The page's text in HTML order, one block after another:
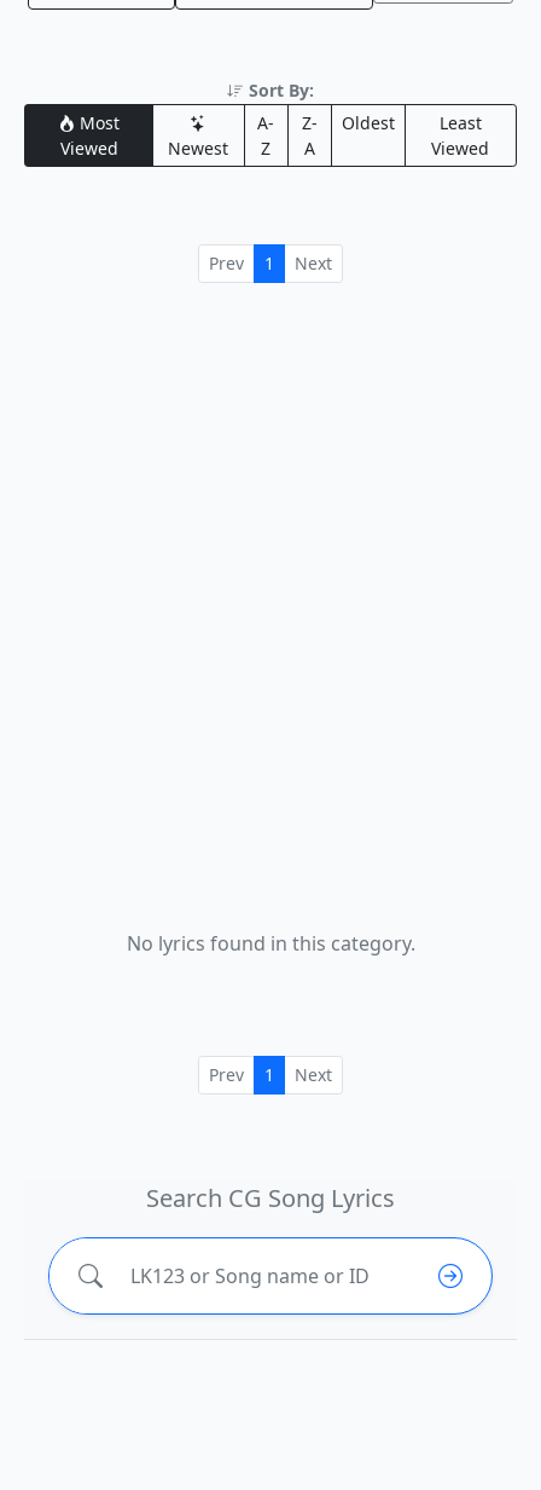
Sort By:
Most
Viewed
Newest
A-
Z
Z-
A
Oldest
Least
Viewed
Prev 1 Next
No lyrics found in this category.
Prev 1 Next
Search CG Song Lyrics